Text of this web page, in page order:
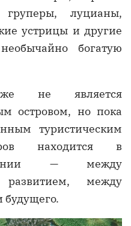
груперы, луцианы,
устрицы и другие
богатую
не является
островом, но пока
туристическим
находится в
— между
между